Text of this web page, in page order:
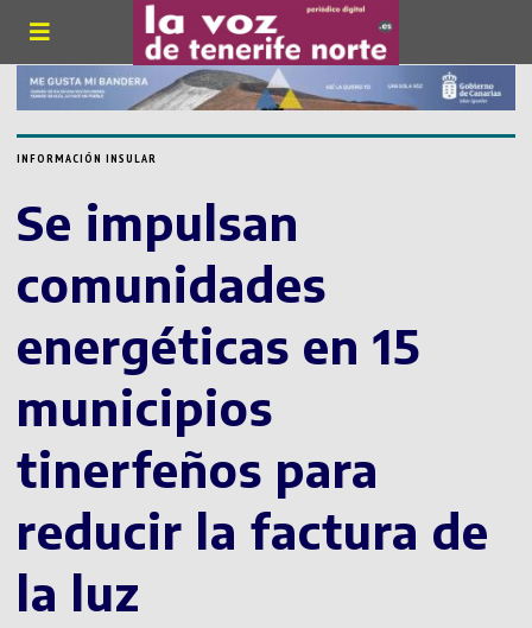
INFORMACIÓN INSULAR
Se impulsan
comunidades
energéticas en 15
municipios
tinerfeños para
reducir la factura de
la luz